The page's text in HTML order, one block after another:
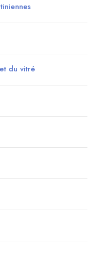
du vitré